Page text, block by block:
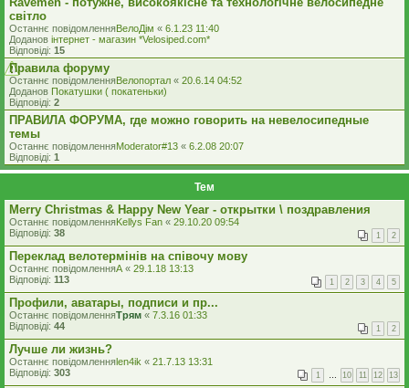
світло
Останнє повідомленняВелоДім « 6.1.23 11:40
Доданов iнтернет - магазин *Velosiped.com*
Відповіді: 15
Правила форуму
Останнє повідомленняВелопортал « 20.6.14 04:52
Доданов Покатушки ( покатеньки)
Відповіді: 2
ПРАВИЛА ФОРУМА, где можно говорить на невелосипедные
темы
Останнє повідомленняModerator#13 « 6.2.08 20:07
Відповіді: 1
Тем
Merry Christmas & Happy New Year - открытки \ поздравления
Останнє повідомленняKellys Fan « 29.10.20 09:54
Відповіді: 38 1 2
Переклад велотермінів на співочу мову
Останнє повідомленняA « 29.1.18 13:13
Відповіді: 113 1 2 3 4 5
Профили, аватары, подписи и пр...
Останнє повідомленняТрям « 7.3.16 01:33
Відповіді: 44 1 2
Лучше ли жизнь?
Останнє повідомленняlen4ik « 21.7.13 13:31
Відповіді: 303 1 … 10 11 12 13